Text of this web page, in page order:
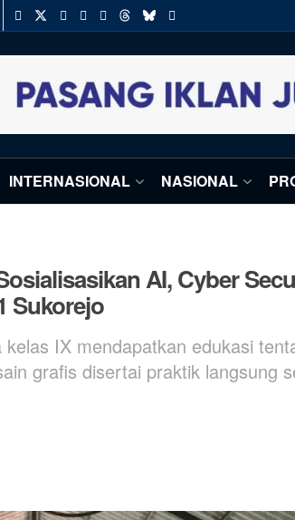
INTERNASIONAL NASIONAL
AI, Cyber
Sukorejo
IX mendapatkan edukasi
grafis disertai praktik langsung